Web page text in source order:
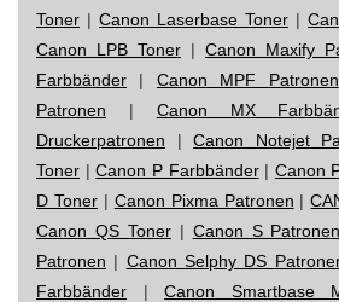
Toner | Canon Laserbase Toner |
Canon LPB Toner | Canon Maxify
Farbbänder | Canon MPF Patronen
Patronen | Canon MX
Druckerpatronen |Canon Notejet
Toner |Canon P Farbbänder| Canon
D Toner| Canon Pixma Patronen |
Canon QS Toner| Canon S Patronen
Patronen | Canon Selphy DS
Farbbänder |Canon Smartbase